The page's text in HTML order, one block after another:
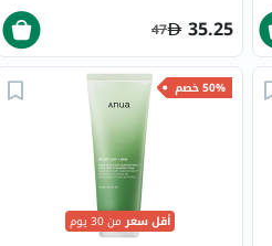
35.25
47
50% خصم
أقل سعرمن 30 يوم